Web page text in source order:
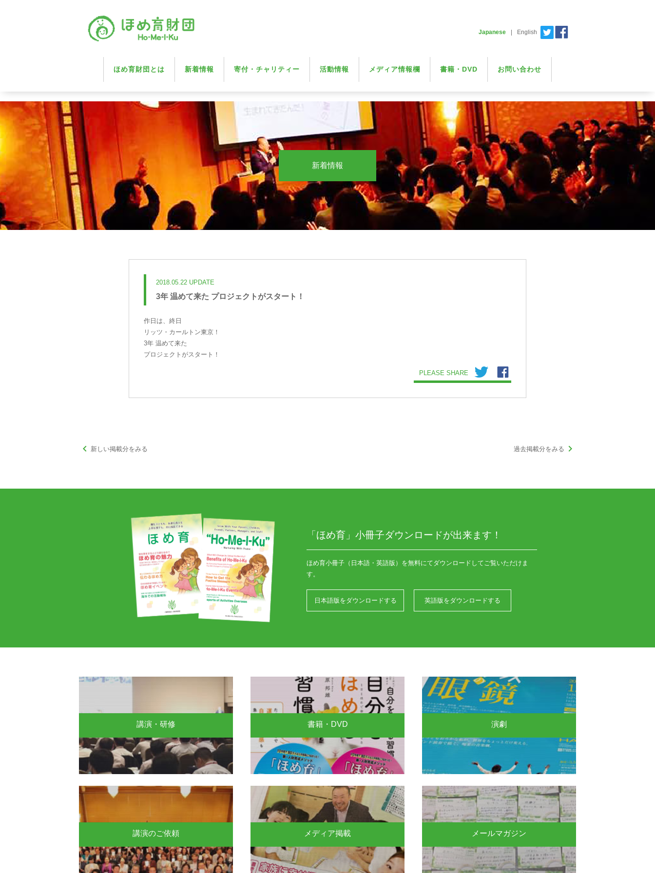
Japanese English
ほめ育財団とは 新着情報 寄付・チャリティー 活動情報 メディア情報欄 書籍・DVD お問い合わせ
新着情報
2018.05.22 UPDATE
3年 温めて来た プロジェクトがスタート！
作日は、終日
リッツ・カールトン東京！
3年 温めて来た
プロジェクトがスタート！
PLEASE SHARE
keyboard_arrow_left 新しい掲載分をみる 過去掲載分をみる keyboard_arrow_right
「ほめ育」小冊子ダウンロードが出来ます！
ほめ育小冊子（日本語・英語版）を無料にてダウンロードしてご覧いただけま
す。
日本語版をダウンロードする 英語版をダウンロードする
講演・研修 書籍・DVD 演劇
講演のご依頼 メディア掲載 メールマガジン